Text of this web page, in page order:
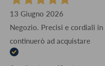
13 Giugno 2026
Negozio. Precisi e cordiali
continuerò ad acquistare